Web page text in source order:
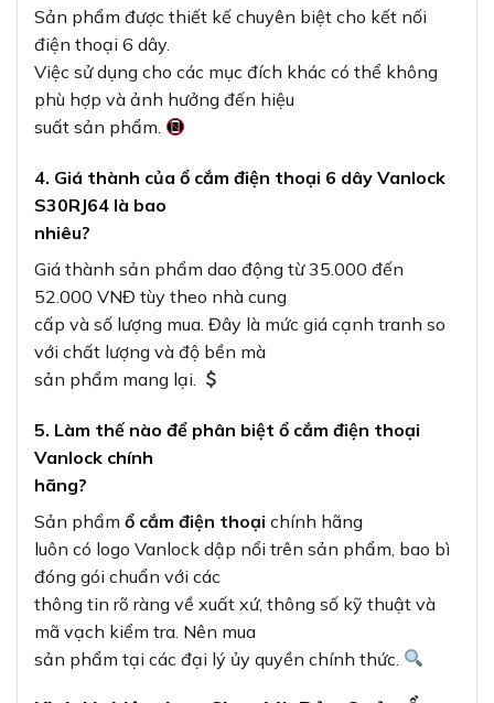
Sản phẩm được thiết kế chuyên biệt cho kết nối
điện thoại 6 dây.
Việc sử dụng cho các mục đích khác có thể không
phù hợp và ảnh hưởng đến hiệu
suất sản phẩm.
4. Giá thành của ổ cắm điện thoại 6 dây Vanlock
S30RJ64 là bao
nhiêu?
Giá thành sản phẩm dao động từ 35.000 đến
52.000 VNĐ tùy theo nhà cung
cấp và số lượng mua. Đây là mức giá cạnh tranh so
với chất lượng và độ bền mà
sản phẩm mang lại.
5. Làm thế nào để phân biệt ổ cắm điện thoại
Vanlock chính
hãng?
Sản phẩm ổ cắm điện thoại chính hãng
luôn có logo Vanlock dập nổi trên sản phẩm, bao bì
đóng gói chuẩn với các
thông tin rõ ràng về xuất xứ, thông số kỹ thuật và
mã vạch kiểm tra. Nên mua
sản phẩm tại các đại lý ủy quyền chính thức.